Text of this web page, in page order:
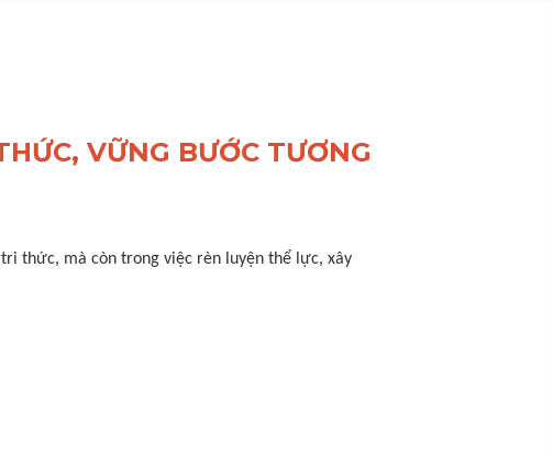
VỮNG BƯỚC TƯƠNG
thức, mà còn trong việc rèn luyện thể lực, xây